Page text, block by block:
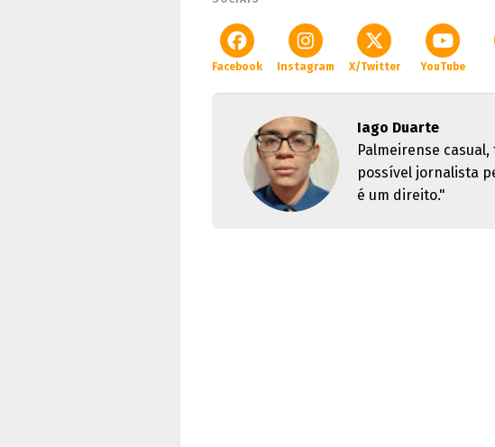
Facebook Instagram X/Twitter YouTube
Iago Duarte
Palmeirense
possível jornalista
é um direito."